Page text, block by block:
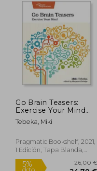
5%
dcto.
Go Brain Teasers:
Exercise Your Mind
(en Inglés)
Tebeka, Miki
Pragmatic Bookshelf, 2021,
1 Edición, Tapa Blanda,
Nuevo